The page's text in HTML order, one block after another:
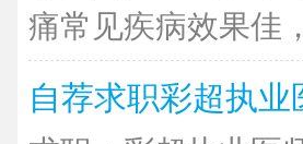
痛常见疾病效果佳
自荐求职彩超执业